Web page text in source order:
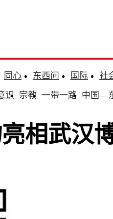
同心 东西问 国际
社
识 宗教 一带一路 中国—
相武汉